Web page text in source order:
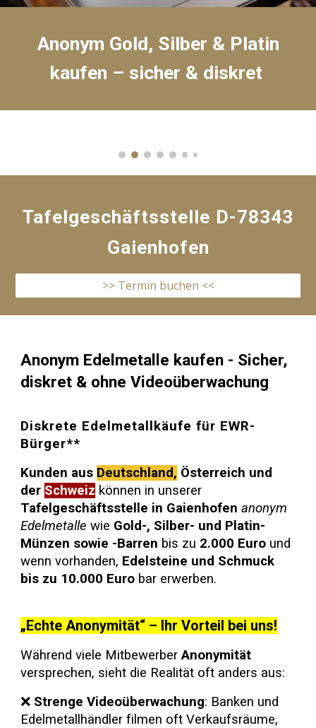
Anonym Gold, Silber & Platin
kaufen – sicher & diskret
Tafelgeschäftsstelle D-78343
Gaienhofen
>> Termin buchen <<
Anonym Edelmetalle kaufen - Sicher,
diskret & ohne Videoüberwachung
Diskrete Edelmetallkäufe für EWR-
Bürger**
Kunden aus Deutschland, Österreich und
der Schweiz können in unserer
Tafelgeschäftsstelle in Gaienhofen anonym
Edelmetalle wie Gold-, Silber- und Platin-
Münzen sowie -Barren bis zu 2.000 Euro und
wenn vorhanden, Edelsteine und Schmuck
bis zu 10.000 Euro bar erwerben.
„Echte Anonymität“ – Ihr Vorteil bei uns!
Während viele MitbewerberAnonymität
versprechen, sieht die Realität oft anders aus:
❌ Strenge Videoüberwachung: Banken und
Edelmetallhändler filmen oft Verkaufsräume,